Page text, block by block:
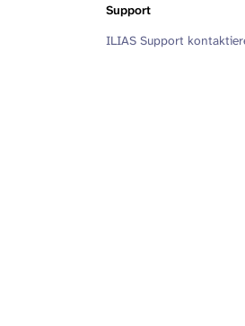
Support
ILIAS Support